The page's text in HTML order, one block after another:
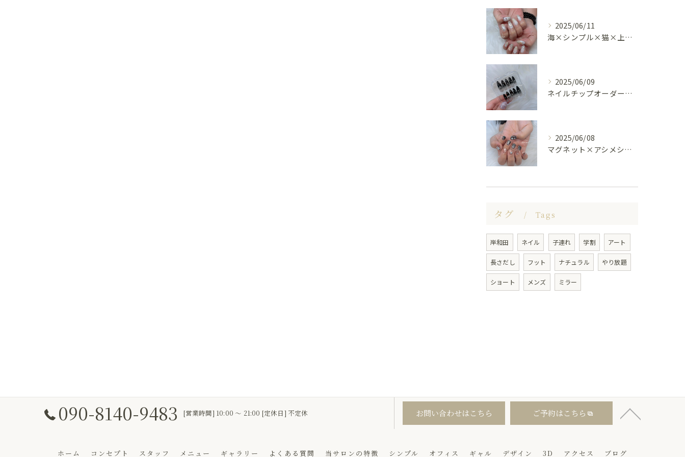
2025/06/11
海×シンプル×猫×上品 nail🐈🐚✨
2025/06/09
ネイルチップオーダー受け付けてます😊🤍
2025/06/08
マグネット×アシメシルバー nail🤍🩶
タグ Tags
岸和田 ネイル 子連れ 学割 アート
長さだし フット ナチュラル やり放題
ショート メンズ ミラー
090-8140-9483 [営業時間] 10:00 ～ 21:00 [定休日] 不定休 お問い合わせはこちら ご予約はこちら
ホーム コンセプト スタッフ メニュー ギャラリー よくある質問 当サロンの特徴 シンプル オフィス ギャル デザイン 3D アクセス ブログ